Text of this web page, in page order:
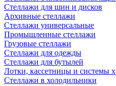
Стеллажи для шин и дисков
Архивные стеллажи
Стеллажи универсальные
Промышленные стеллажи
Грузовые стеллажи
Стеллажи для одежды
Стеллажи для бутылей
Лотки, кассетницы и системы
Стеллажи в холодильники